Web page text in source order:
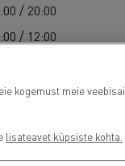
/ 20:00
/ 12:00
kogemust meie
lisateavet küpsiste kohta.